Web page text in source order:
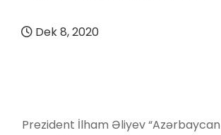
Dek 8, 2020
Prezident İlham Əliyev “Azərbaycan